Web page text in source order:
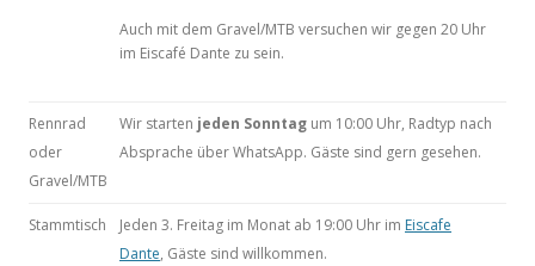
Auch mit dem Gravel/MTB versuchen wir gegen 20 Uhr
im Eiscafé Dante zu sein.
Rennrad
oder
Gravel/MTB
Wir starten jeden Sonntag um 10:00 Uhr, Radtyp nach
Absprache über WhatsApp. Gäste sind gern gesehen.
Stammtisch Jeden 3. Freitag im Monat ab 19:00 Uhr im Eiscafe
Dante, Gäste sind willkommen.